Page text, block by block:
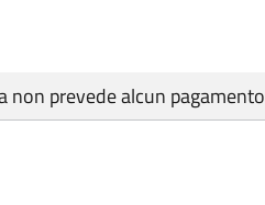
non prevede alcun pagamento